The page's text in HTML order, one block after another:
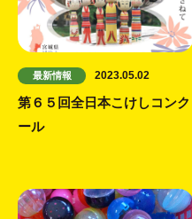
最新情報 2023.05.02
第６５回全日本こけしコンク
ール